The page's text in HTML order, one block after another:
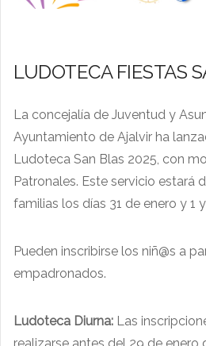
LUDOTECA FIESTAS
La concejalía de Juventud y
Ayuntamiento de Ajalvir ha
Ludoteca San Blas 2025, con
Patronales. Este servicio estará
familias los días 31 de enero y 1
Pueden inscribirse los niñ@s a
empadronados.
Ludoteca Diurna: Las